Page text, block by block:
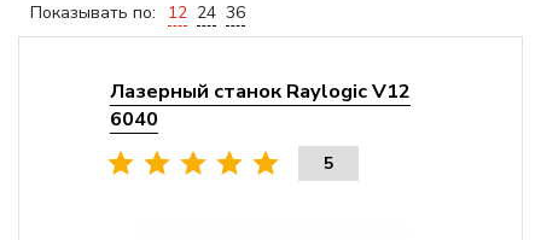
Показывать по:
12 24 36
Лазерный станок Raylogic V12
6040
5